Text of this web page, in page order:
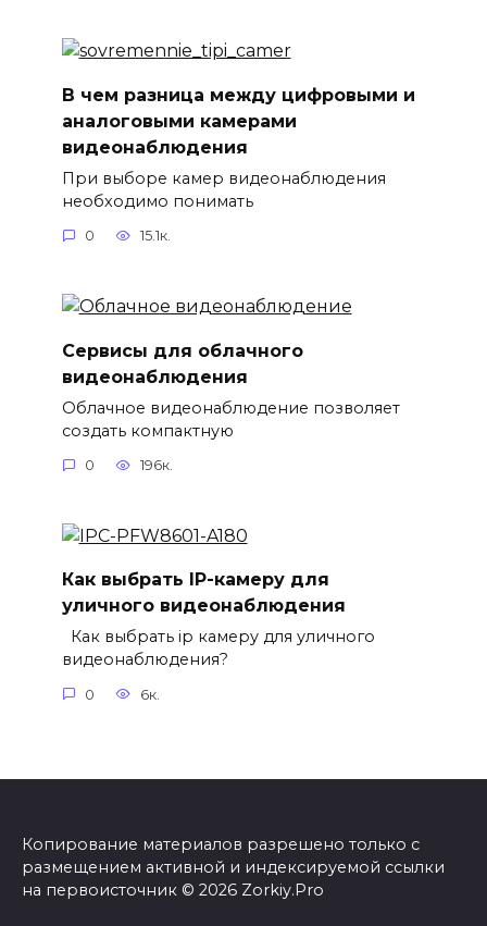
В чем разница между цифровыми и
аналоговыми камерами
видеонаблюдения
При выборе камер видеонаблюдения
необходимо понимать
0 15.1к.
Сервисы для облачного
видеонаблюдения
Облачное видеонаблюдение позволяет
создать компактную
0 196к.
Как выбрать IP-камеру для
уличного видеонаблюдения
Как выбрать ip камеру для уличного
видеонаблюдения?
0 6к.
Копирование материалов разрешено только с
размещением активной и индексируемой ссылки
на первоисточник © 2026 Zorkiy.Pro